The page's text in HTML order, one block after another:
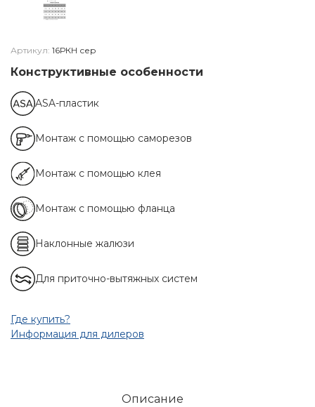
Артикул: 16РКН сер
Конструктивные особенности
ASA-пластик
Монтаж с помощью саморезов
Монтаж с помощью клея
Монтаж с помощью фланца
Наклонные жалюзи
Для приточно-вытяжных систем
Где купить?
Информация для дилеров
Описание